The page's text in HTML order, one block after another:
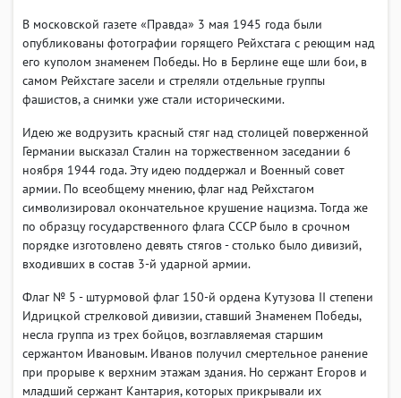
В московской газете «Правда» 3 мая 1945 года были
опубликованы фотографии горящего Рейхстага с реющим над
его куполом знаменем Победы. Но в Берлине еще шли бои, в
самом Рейхстаге засели и стреляли отдельные группы
фашистов, а снимки уже стали историческими.
Идею же водрузить красный стяг над столицей поверженной
Германии высказал Сталин на торжественном заседании 6
ноября 1944 года. Эту идею поддержал и Военный совет
армии. По всеобщему мнению, флаг над Рейхстагом
символизировал окончательное крушение нацизма. Тогда же
по образцу государственного флага СССР было в срочном
порядке изготовлено девять стягов - столько было дивизий,
входивших в состав 3-й ударной армии.
Флаг № 5 - штурмовой флаг 150-й ордена Кутузова II степени
Идрицкой стрелковой дивизии, ставший Знаменем Победы,
несла группа из трех бойцов, возглавляемая старшим
сержантом Ивановым. Иванов получил смертельное ранение
при прорыве к верхним этажам здания. Но сержант Егоров и
младший сержант Кантария, которых прикрывали их